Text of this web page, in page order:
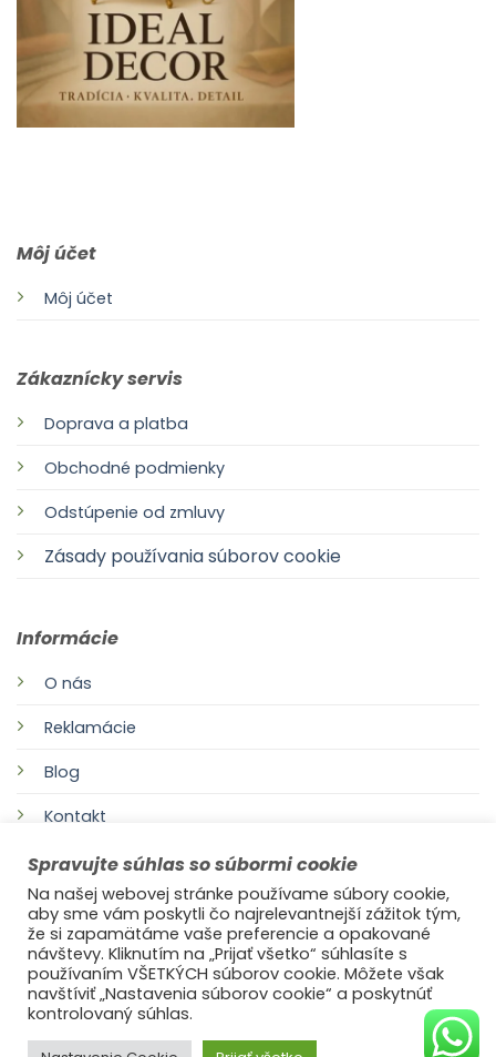
Môj účet
Môj účet
Zákaznícky servis
Doprava a platba
Obchodné podmienky
Odstúpenie od zmluvy
Zásady používania súborov cookie
Informácie
O nás
Reklamácie
Blog
Kontakt
©2021Ufonaut - Webcreation
Spravujte súhlas so súbormi cookie
Na našej webovej stránke používame súbory cookie,
aby sme vám poskytli čo najrelevantnejší zážitok tým,
že si zapamätáme vaše preferencie a opakované
návštevy. Kliknutím na „Prijať všetko“ súhlasíte s
používaním VŠETKÝCH súborov cookie. Môžete však
navštíviť „Nastavenia súborov cookie“ a poskytnúť
kontrolovaný súhlas.